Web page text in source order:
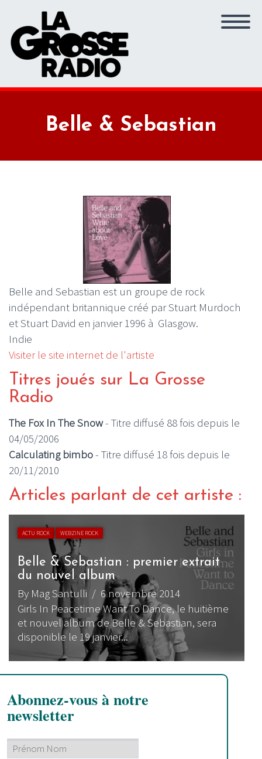
Belle & Sebastian
Belle and Sebastian est un groupe de rock
indépendant britannique créé par Stuart Murdoch
et Stuart David en janvier 1996 à Glasgow.
Indie
Visiter le site internet de l'artiste
Titres joués sur La Grosse
Radio
The Fox In The Snow- Titre diffusé 88 fois depuis le
04/05/2006
Calculating bimbo- Titre diffusé 18 fois depuis le
20/11/2010
Articles parlant de cet artiste :
ACTU ROCK WEBZINE ROCK
Belle & Sebastian : premier extrait
du nouvel album
By Mag Santulli / 6 novembre 2014
Girls In Peacetime Want To Dance, le huitième
et nouvel album de Belle & Sebastian, sera
disponible le 19 janvier...
Abonnez-vous à notre
newsletter